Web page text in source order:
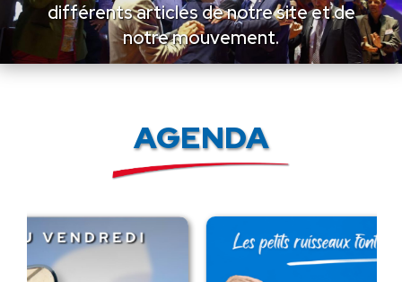
différents articles de notre site et de
notre mouvement.
AGENDA